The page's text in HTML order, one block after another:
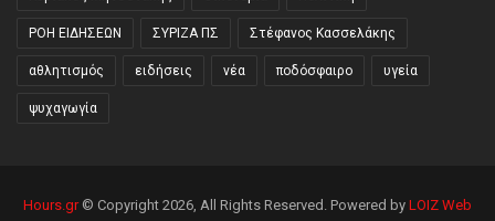
ΡΟΗ ΕΙΔΗΣΕΩΝ ΣΥΡΙΖΑ ΠΣ Στέφανος Κασσελάκης
αθλητισμός ειδήσεις νέα ποδόσφαιρο υγεία
ψυχαγωγία
Hours.gr© Copyright 2026, All Rights Reserved. Powered by LOIZ Web